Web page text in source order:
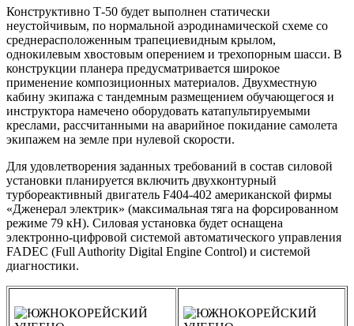
Конструктивно Т-50 будет выполнен статически
неустойчивым, по нормальной аэродинамической схеме со
среднерасположенным трапециевидным крылом,
однокилевым хвостовым оперением и трехопорным шасси. В
конструкции планера предусматривается широкое
применение композиционных материалов. Двухместную
кабину экипажа с тандемным размещением обучающегося и
инструктора намечено оборудовать катапультируемыми
креслами, рассчитанными на аварийное покидание самолета
экипажем на земле при нулевой скорости.
Для удовлетворения заданных требований в состав силовой
установки планируется включить двухконтурный
турбореактивный двигатель F404-402 американской фирмы
«Дженерал электрик» (максимальная тяга на форсированном
режиме 79 кН). Силовая установка будет оснащена
электронно-цифровой системой автоматического управления
FADEC (Full Authority Digital Engine Control) и системой
диагностики.